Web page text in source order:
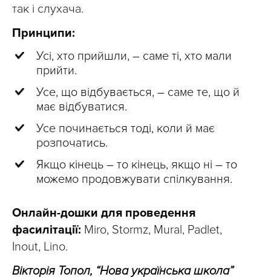
так і слухача.
Принципи:
Усі, хто прийшли, – саме ті, хто мали
прийти.
Усе, що відбувається, – саме те, що й
має відбуватися.
Усе починається тоді, коли й має
розпочатись.
Якщо кінець – то кінець, якщо ні – то
можемо продовжувати спілкування.
Онлайн-дошки для проведення
фасилітації: Miro, Stormz, Mural, Padlet,
Inout, Lino.
Вікторія Топол, “Нова українська школа”